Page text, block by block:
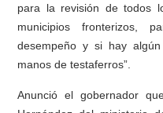
para la revisión de todos
municipios fronterizos,
desempeño y si hay
manos de testaferros”.
Anunció el gobernador